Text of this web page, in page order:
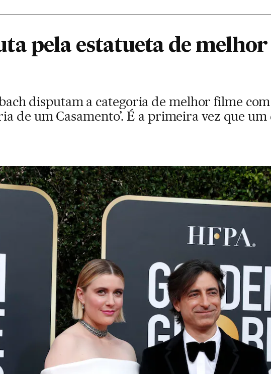
pela estatueta de melhor
disputam a categoria de melhor filme com
de um Casamento’. É a primeira vez que um